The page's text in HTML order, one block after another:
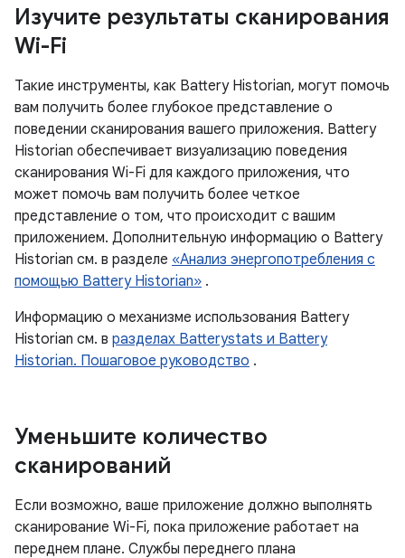
Изучите результаты сканирования
Wi-Fi
Такие инструменты, как Battery Historian, могут помочь
вам получить более глубокое представление о
поведении сканирования вашего приложения. Battery
Historian обеспечивает визуализацию поведения
сканирования Wi-Fi для каждого приложения, что
может помочь вам получить более четкое
представление о том, что происходит с вашим
приложением. Дополнительную информацию о Battery
Historian см. в разделе «Анализ энергопотребления с
помощью Battery Historian» .
Информацию о механизме использования Battery
Historian см. в разделах Batterystats и Battery
Historian. Пошаговое руководство .
Уменьшите количество
сканирований
Если возможно, ваше приложение должно выполнять
сканирование Wi-Fi, пока приложение работает на
переднем плане. Службы переднего плана